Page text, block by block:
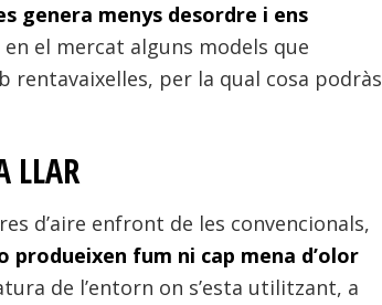
genera menys desordre i ens
el mercat alguns models que
per la qual cosa podràs
LLAR
d’aire enfront de les convencionals,
produeixen fum ni cap mena d’olor
de l’entorn on s’esta utilitzant, a